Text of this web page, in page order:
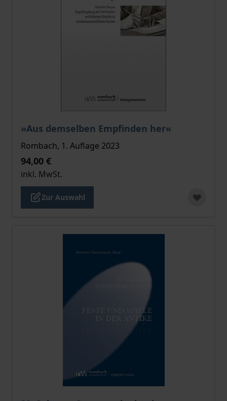
»Aus demselben Empfinden her«
Der Preis dieses Titels richtet sich nach der
Rombach, 1. Auflage 2023
94,00 €
inkl. MwSt.
Zur Auswahl
Der Preis dieses Titels richtet sich nach der